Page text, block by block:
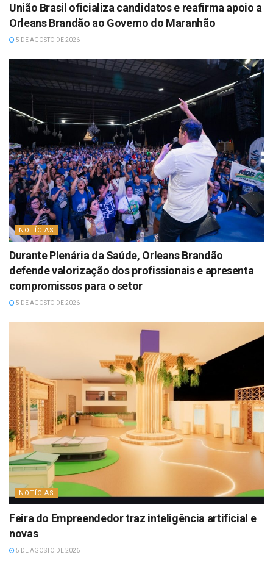
União Brasil oficializa candidatos e reafirma apoio a
Orleans Brandão ao Governo do Maranhão
5 DE AGOSTO DE 2026
NOTÍCIAS
Durante Plenária da Saúde, Orleans Brandão
defende valorização dos profissionais e apresenta
compromissos para o setor
5 DE AGOSTO DE 2026
NOTÍCIAS
Feira do Empreendedor traz inteligência artificial e
novas
5 DE AGOSTO DE 2026